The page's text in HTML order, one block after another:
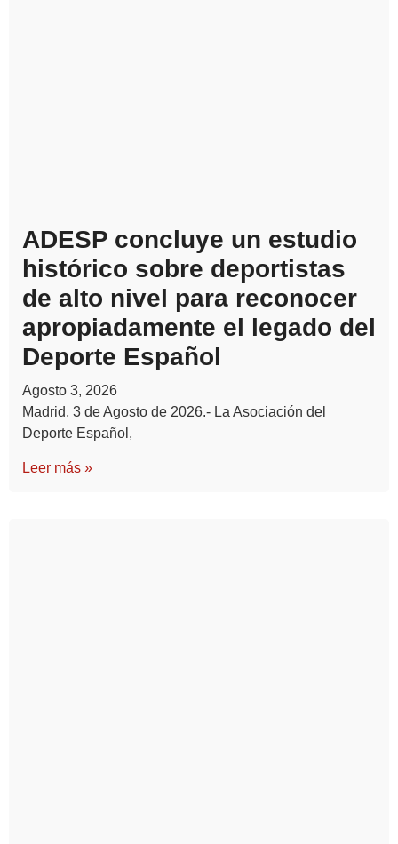
ADESP concluye un estudio
histórico sobre deportistas
de alto nivel para reconocer
apropiadamente el legado del
Deporte Español
Agosto 3, 2026
Madrid, 3 de Agosto de 2026.- La Asociación del
Deporte Español,
Leer más »